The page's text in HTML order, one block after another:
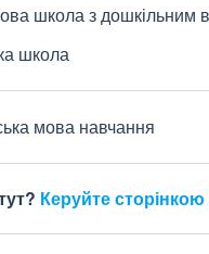
школа з дошкільним
школа
мова навчання
Керуйте